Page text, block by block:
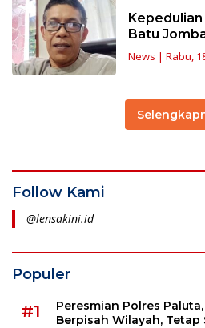
Kepedulian
Batu
News | Rabu,
Follow Kami
@lensakini.id
Populer
#1
Peresmian Polres
Berpisah Wilayah, Tetap